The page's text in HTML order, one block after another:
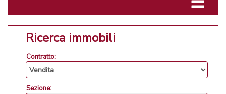
Ricerca immobili
Contratto:
Sezione: